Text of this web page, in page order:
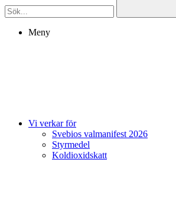
Meny
Vi verkar för
Svebios valmanifest 2026
Styrmedel
Koldioxidskatt